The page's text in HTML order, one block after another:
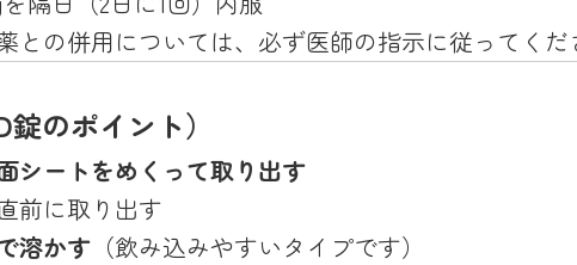
との併用については、必ず医師の指示に従ってくだ
のポイント）
シートをめくって取り出す
前に取り出す
溶かす（飲み込みやすいタイプです）